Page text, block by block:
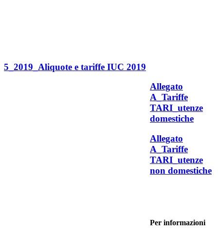
5_2019_Aliquote e tariffe IUC 2019
Allegato
A_Tariffe
TARI_utenze
domestiche
Allegato
A_Tariffe
TARI_utenze
non domestiche
Per informazioni